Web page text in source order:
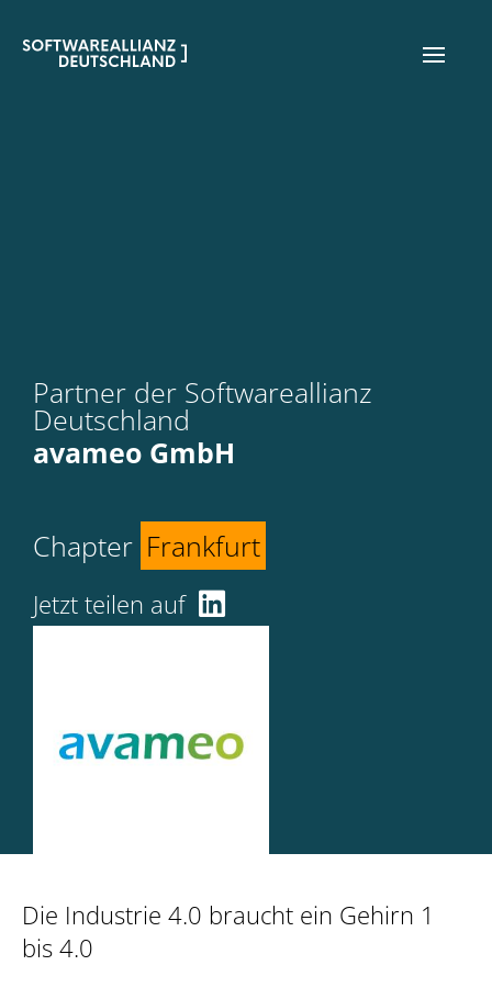
Partner der Softwareallianz
Deutschland
avameo GmbH
Chapter Frankfurt
Jetzt teilen auf
Die Industrie 4.0 braucht ein Gehirn 1
bis 4.0